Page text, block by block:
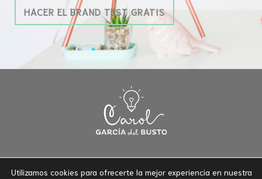
HACER EL BRAND TEST GRATIS
Utilizamos cookies para ofrecerte la mejor experiencia en nuestra